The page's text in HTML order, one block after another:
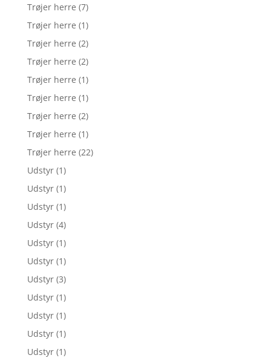
Trøjer herre (7)
Trøjer herre (1)
Trøjer herre (2)
Trøjer herre (2)
Trøjer herre (1)
Trøjer herre (1)
Trøjer herre (2)
Trøjer herre (1)
Trøjer herre (22)
Udstyr (1)
Udstyr (1)
Udstyr (1)
Udstyr (4)
Udstyr (1)
Udstyr (1)
Udstyr (3)
Udstyr (1)
Udstyr (1)
Udstyr (1)
Udstyr (1)